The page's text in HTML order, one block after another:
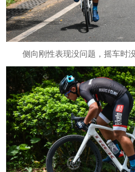
侧向刚性表现没问题，摇车时